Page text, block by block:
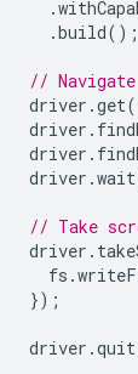
.
.build();
//
driver .get(
driver .
driver .
driver .wait
// Take
driver .
fs .
});
driver .quit